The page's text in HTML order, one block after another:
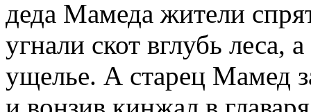
деда Мамеда жители
угнали скот вглубь леса,
ущелье. А старец Мамед